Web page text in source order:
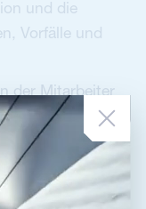
und die
Vorfälle und
der Mitarbeiter
sowie
Umgang